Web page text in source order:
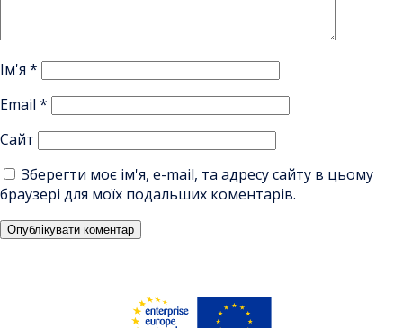
Ім'я *
Email *
Сайт
Зберегти моє ім'я, e-mail, та адресу сайту в цьому
браузері для моїх подальших коментарів.